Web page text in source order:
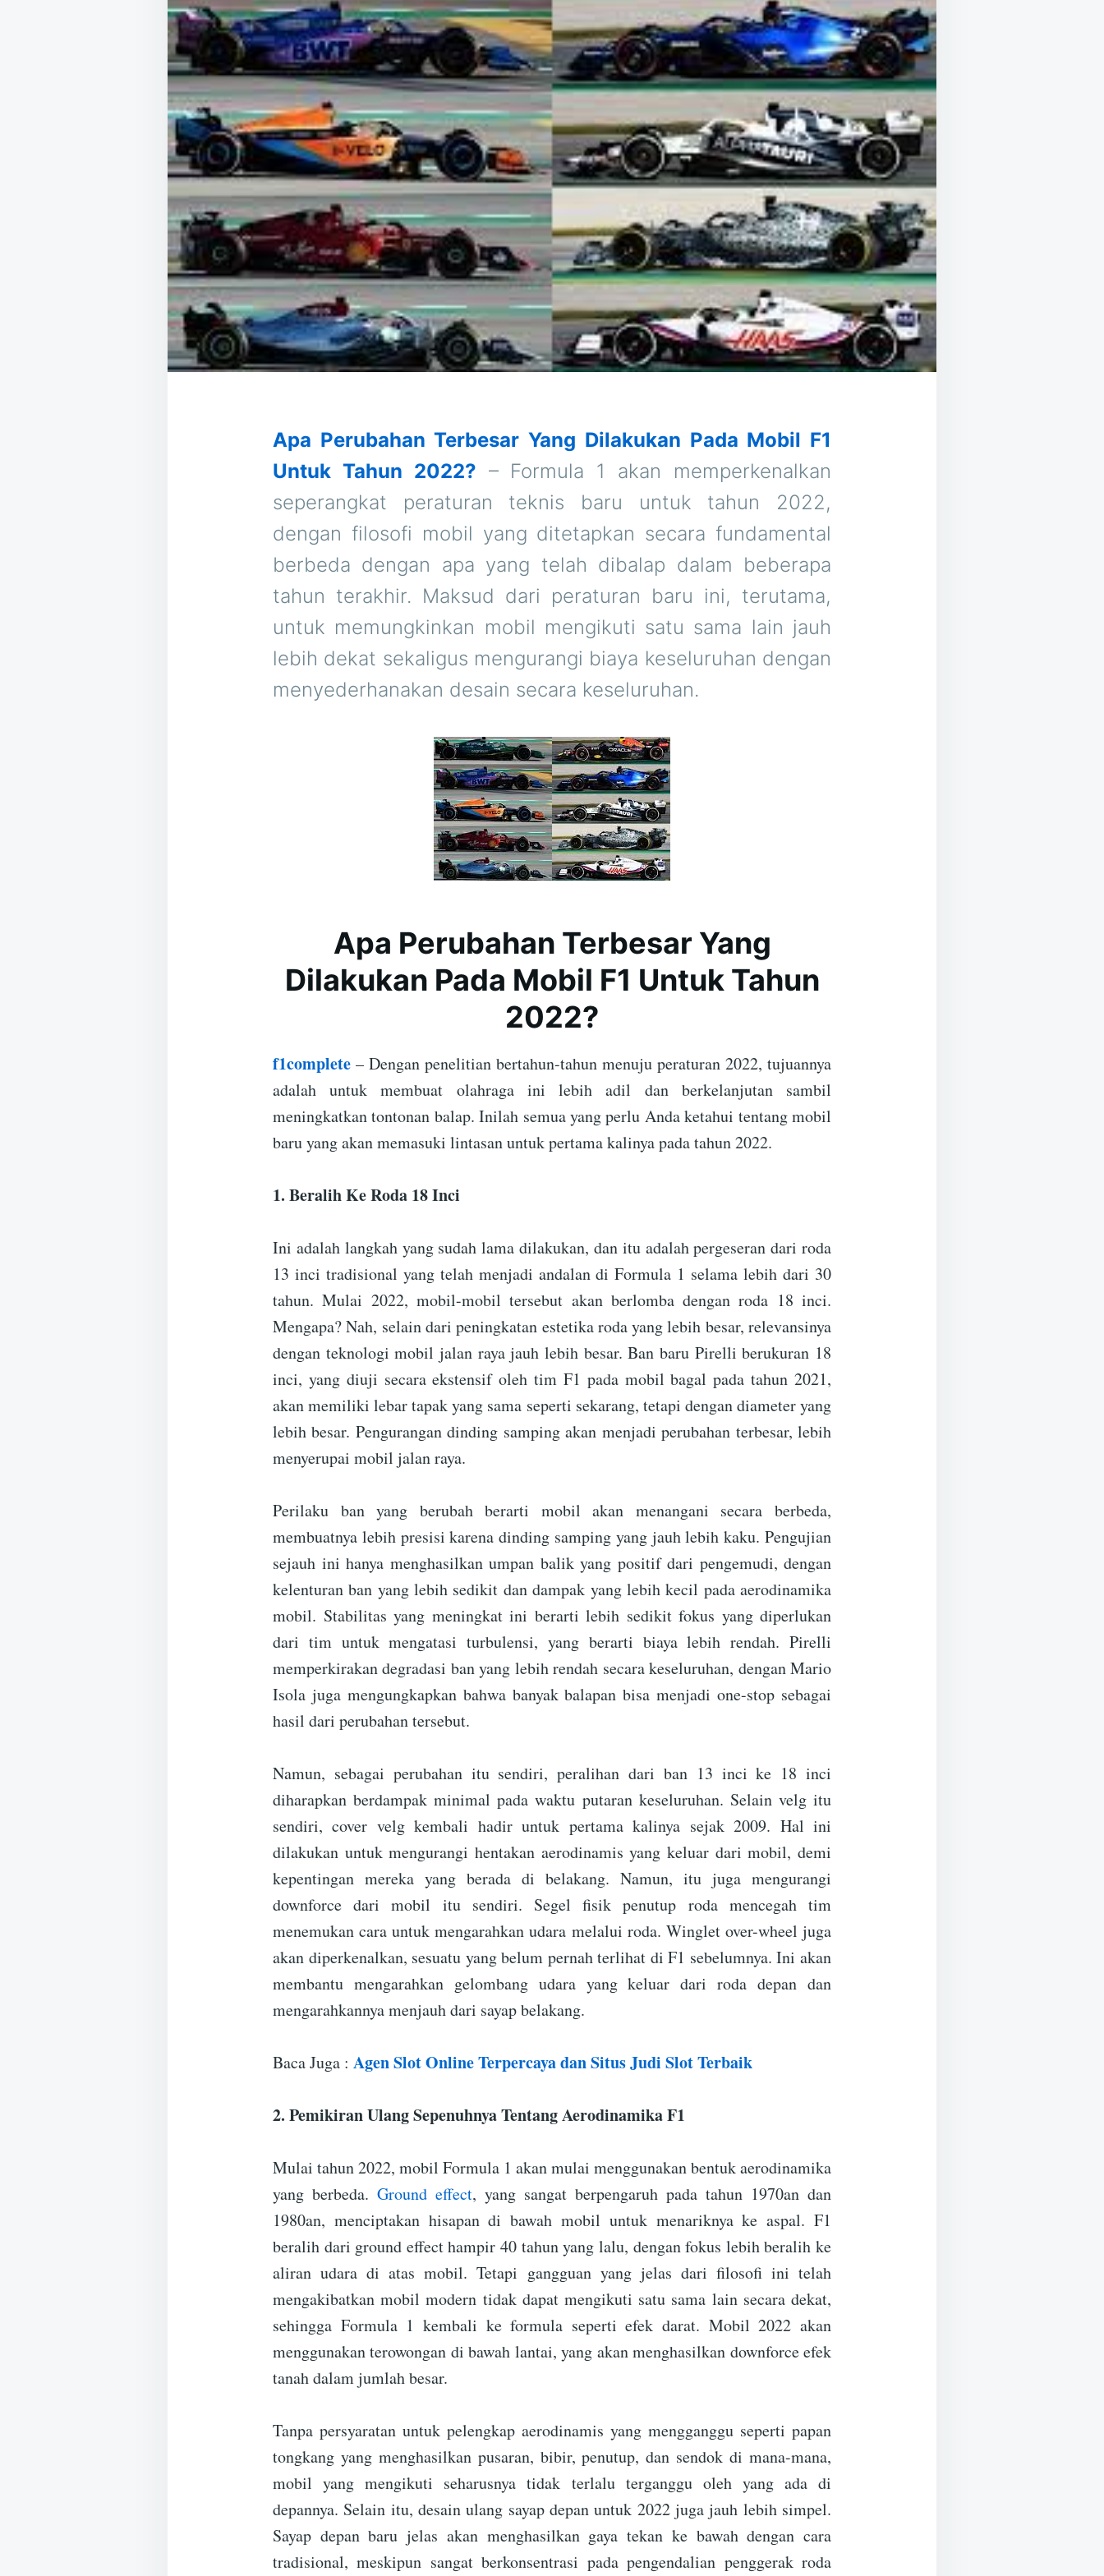
Apa Perubahan Terbesar Yang Dilakukan Pada Mobil F1
Untuk Tahun 2022? – Formula 1 akan memperkenalkan
seperangkat peraturan teknis baru untuk tahun 2022,
dengan filosofi mobil yang ditetapkan secara fundamental
berbeda dengan apa yang telah dibalap dalam beberapa
tahun terakhir. Maksud dari peraturan baru ini, terutama,
untuk memungkinkan mobil mengikuti satu sama lain jauh
lebih dekat sekaligus mengurangi biaya keseluruhan dengan
menyederhanakan desain secara keseluruhan.
Apa Perubahan Terbesar Yang
Dilakukan Pada Mobil F1 Untuk Tahun
2022?
f1complete – Dengan penelitian bertahun-tahun menuju peraturan 2022, tujuannya
adalah untuk membuat olahraga ini lebih adil dan berkelanjutan sambil
meningkatkan tontonan balap. Inilah semua yang perlu Anda ketahui tentang mobil
baru yang akan memasuki lintasan untuk pertama kalinya pada tahun 2022.
1. Beralih Ke Roda 18 Inci
Ini adalah langkah yang sudah lama dilakukan, dan itu adalah pergeseran dari roda
13 inci tradisional yang telah menjadi andalan di Formula 1 selama lebih dari 30
tahun. Mulai 2022, mobil-mobil tersebut akan berlomba dengan roda 18 inci.
Mengapa? Nah, selain dari peningkatan estetika roda yang lebih besar, relevansinya
dengan teknologi mobil jalan raya jauh lebih besar. Ban baru Pirelli berukuran 18
inci, yang diuji secara ekstensif oleh tim F1 pada mobil bagal pada tahun 2021,
akan memiliki lebar tapak yang sama seperti sekarang, tetapi dengan diameter yang
lebih besar. Pengurangan dinding samping akan menjadi perubahan terbesar, lebih
menyerupai mobil jalan raya.
Perilaku ban yang berubah berarti mobil akan menangani secara berbeda,
membuatnya lebih presisi karena dinding samping yang jauh lebih kaku. Pengujian
sejauh ini hanya menghasilkan umpan balik yang positif dari pengemudi, dengan
kelenturan ban yang lebih sedikit dan dampak yang lebih kecil pada aerodinamika
mobil. Stabilitas yang meningkat ini berarti lebih sedikit fokus yang diperlukan
dari tim untuk mengatasi turbulensi, yang berarti biaya lebih rendah. Pirelli
memperkirakan degradasi ban yang lebih rendah secara keseluruhan, dengan Mario
Isola juga mengungkapkan bahwa banyak balapan bisa menjadi one-stop sebagai
hasil dari perubahan tersebut.
Namun, sebagai perubahan itu sendiri, peralihan dari ban 13 inci ke 18 inci
diharapkan berdampak minimal pada waktu putaran keseluruhan. Selain velg itu
sendiri, cover velg kembali hadir untuk pertama kalinya sejak 2009. Hal ini
dilakukan untuk mengurangi hentakan aerodinamis yang keluar dari mobil, demi
kepentingan mereka yang berada di belakang. Namun, itu juga mengurangi
downforce dari mobil itu sendiri. Segel fisik penutup roda mencegah tim
menemukan cara untuk mengarahkan udara melalui roda. Winglet over-wheel juga
akan diperkenalkan, sesuatu yang belum pernah terlihat di F1 sebelumnya. Ini akan
membantu mengarahkan gelombang udara yang keluar dari roda depan dan
mengarahkannya menjauh dari sayap belakang.
Baca Juga : Agen Slot Online Terpercaya dan Situs Judi Slot Terbaik
2. Pemikiran Ulang Sepenuhnya Tentang Aerodinamika F1
Mulai tahun 2022, mobil Formula 1 akan mulai menggunakan bentuk aerodinamika
yang berbeda. Ground effect, yang sangat berpengaruh pada tahun 1970an dan
1980an, menciptakan hisapan di bawah mobil untuk menariknya ke aspal. F1
beralih dari ground effect hampir 40 tahun yang lalu, dengan fokus lebih beralih ke
aliran udara di atas mobil. Tetapi gangguan yang jelas dari filosofi ini telah
mengakibatkan mobil modern tidak dapat mengikuti satu sama lain secara dekat,
sehingga Formula 1 kembali ke formula seperti efek darat. Mobil 2022 akan
menggunakan terowongan di bawah lantai, yang akan menghasilkan downforce efek
tanah dalam jumlah besar.
Tanpa persyaratan untuk pelengkap aerodinamis yang mengganggu seperti papan
tongkang yang menghasilkan pusaran, bibir, penutup, dan sendok di mana-mana,
mobil yang mengikuti seharusnya tidak terlalu terganggu oleh yang ada di
depannya. Selain itu, desain ulang sayap depan untuk 2022 juga jauh lebih simpel.
Sayap depan baru jelas akan menghasilkan gaya tekan ke bawah dengan cara
tradisional, meskipun sangat berkonsentrasi pada pengendalian penggerak roda